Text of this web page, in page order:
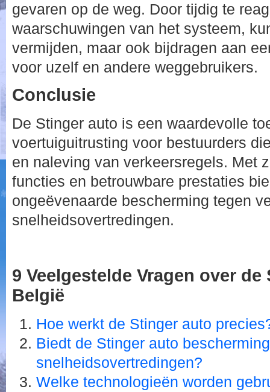
gevaren op de weg. Door tijdig te
waarschuwingen van het systeem,
vermijden, maar ook bijdragen aan
voor uzelf en andere weggebruikers.
Conclusie
De Stinger auto is een waardevolle
voertuiguitrusting voor bestuurders
en naleving van verkeersregels. Met
functies en betrouwbare prestaties
ongeëvenaarde bescherming tegen
snelheidsovertredingen.
9 Veelgestelde Vragen over
België
Hoe werkt de Stinger auto
Biedt de Stinger auto
snelheidsovertredingen?
Welke technologieën worden